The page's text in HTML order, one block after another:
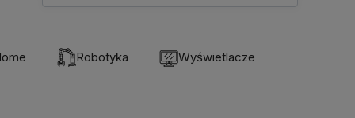
Robotyka Wyświetlacze